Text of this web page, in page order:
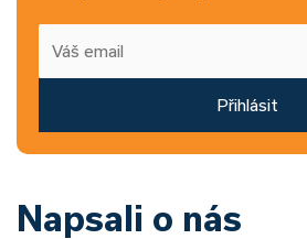
Přihlásit
Napsali o nás